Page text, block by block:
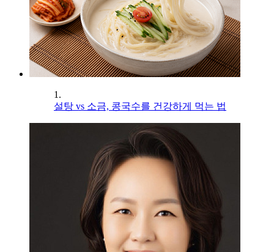
1.
설탕 vs 소금, 콩국수를 건강하게 먹는 법